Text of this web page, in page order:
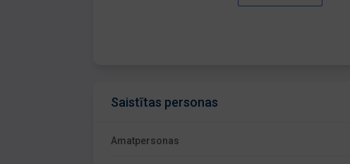
Saistītas personas
Amatpersonas